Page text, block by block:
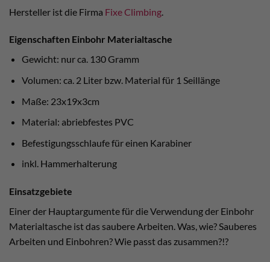
Hersteller ist die Firma Fixe Climbing
Eigenschaften Einbohr Materialtasche
Gewicht: nur ca. 130 Gramm
Volumen: ca. 2 Liter bzw. Material für 1 Seillänge
Maße: 23x19x3cm
Material: abriebfestes PVC
Befestigungsschlaufe für einen Karabiner
inkl. Hammerhalterung
Einsatzgebiete
Einer der Hauptargumente für die Verwendung der Einbohr
Materialtasche ist das saubere Arbeiten. Was, wie? Sauberes
Arbeiten und Einbohren? Wie passt das zusammen?!?